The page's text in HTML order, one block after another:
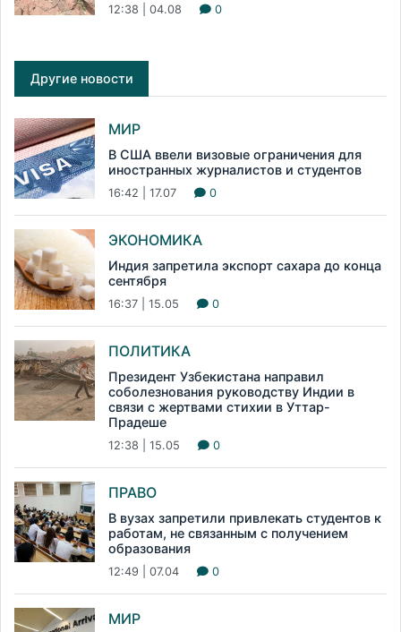
12:38 | 04.08 0
Другие новости
МИР
В США ввели визовые ограничения для
иностранных журналистов и студентов
16:42 | 17.07 0
ЭКОНОМИКА
Индия запретила экспорт сахара до конца
сентября
16:37 | 15.05 0
ПОЛИТИКА
Президент Узбекистана направил
соболезнования руководству Индии в
связи с жертвами стихии в Уттар-
Прадеше
12:38 | 15.05 0
ПРАВО
В вузах запретили привлекать студентов к
работам, не связанным с получением
образования
12:49 | 07.04 0
МИР